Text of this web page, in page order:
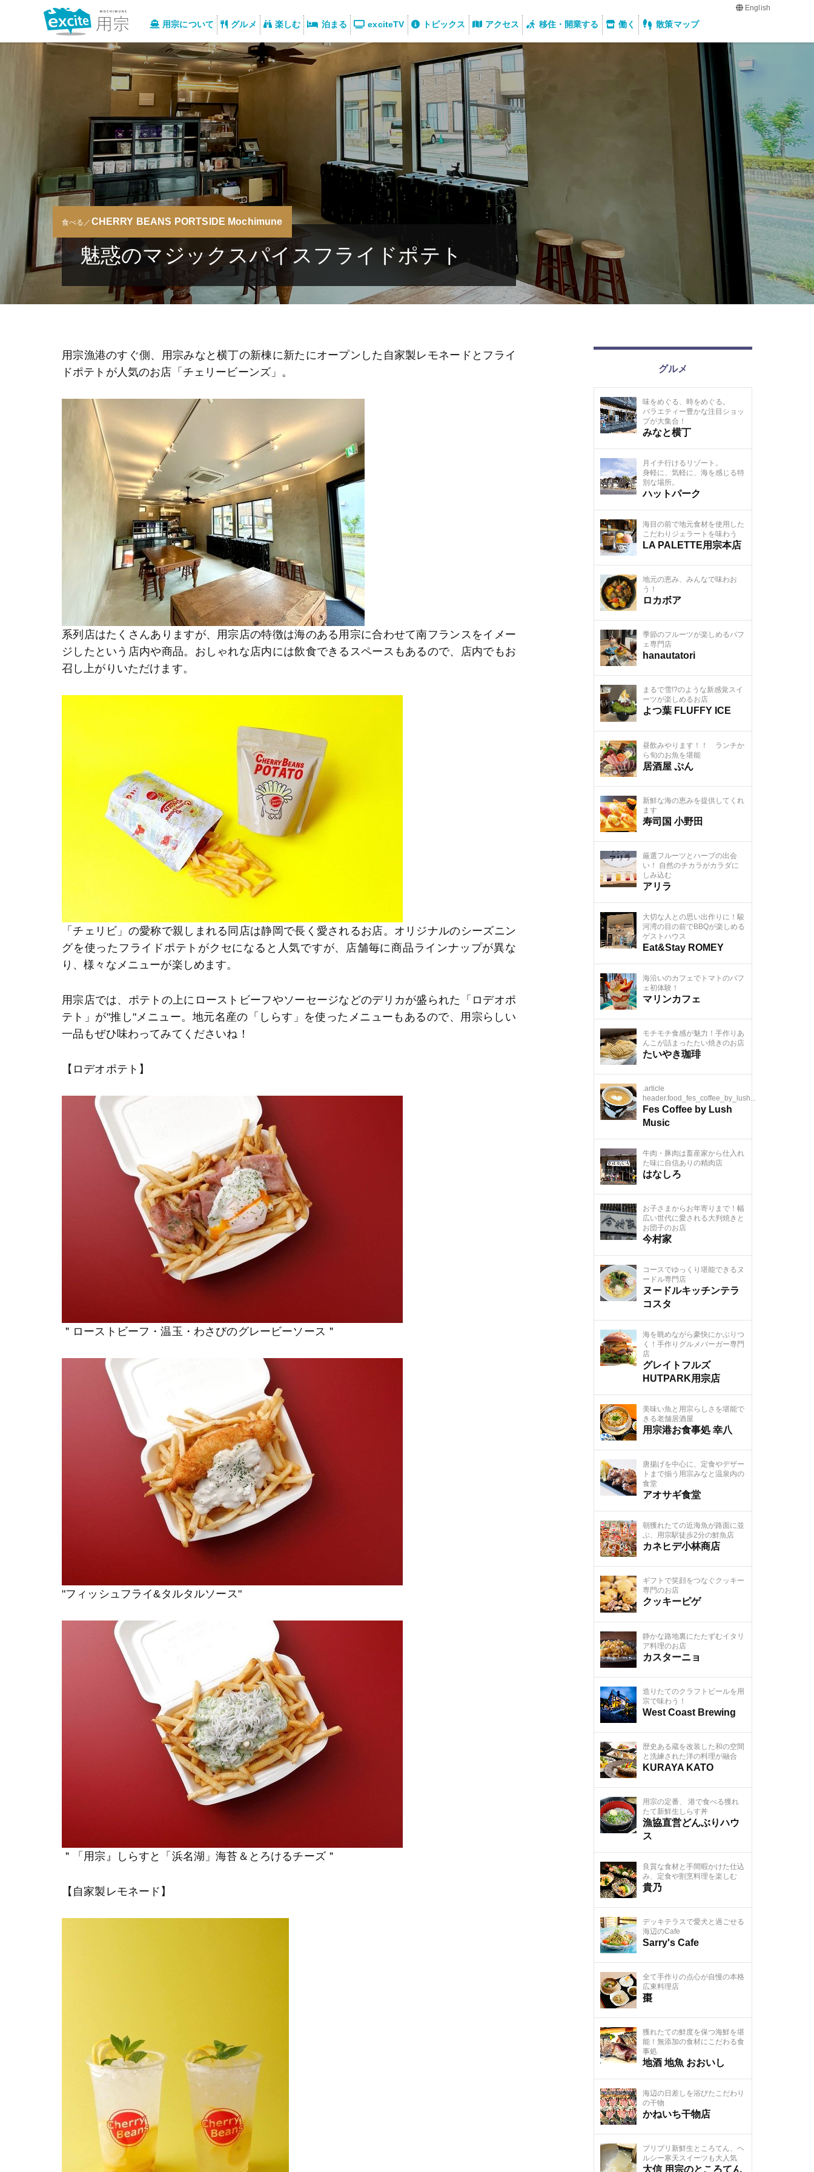
English
用宗について グルメ 楽しむ 泊まる exciteTV トピックス アクセス 移住・開業する 働く 散策マップ
魅惑のマジックスパイスフライドポテト
食べる／ CHERRY BEANS PORTSIDE Mochimune
用宗漁港のすぐ側、用宗みなと横丁の新棟に新たにオープンした自家製レモネードとフライ
ドポテトが人気のお店「チェリービーンズ」。
系列店はたくさんありますが、用宗店の特徴は海のある用宗に合わせて南フランスをイメー
ジしたという店内や商品。おしゃれな店内には飲食できるスペースもあるので、店内でもお
召し上がりいただけます。
「チェリビ」の愛称で親しまれる同店は静岡で長く愛されるお店。オリジナルのシーズニン
グを使ったフライドポテトがクセになると人気ですが、店舗毎に商品ラインナップが異な
り、様々なメニューが楽しめます。
用宗店では、ポテトの上にローストビーフやソーセージなどのデリカが盛られた「ロデオポ
テト」が"推し"メニュー。地元名産の「しらす」を使ったメニューもあるので、用宗らしい
一品もぜひ味わってみてくださいね！
【ロデオポテト】
＂ローストビーフ・温玉・わさびのグレービーソース＂
"フィッシュフライ&タルタルソース"
＂「用宗』しらすと「浜名湖」海苔＆とろけるチーズ＂
【自家製レモネード】
グルメ
味をめぐる、時をめぐる。
バラエティー豊かな注目ショッ
プが大集合！
みなと横丁
月イチ行けるリゾート。
身軽に、気軽に、海を感じる特
別な場所。
ハットパーク
海目の前で地元食材を使用した
こだわりジェラートを味わう
LA PALETTE用宗本店
地元の恵み、みんなで味わお
う！
ロカボア
季節のフルーツが楽しめるパフ
ェ専門店
hanautatori
まるで雪!?のような新感覚スイ
ーツが楽しめるお店
よつ葉 FLUFFY ICE
昼飲みやります！⁡！ ランチか
ら旬のお魚を堪能
居酒屋 ぷん
新鮮な海の恵みを提供してくれ
ます
寿司国 小野田
厳選フルーツとハーブの出会
い！ 自然のチカラがカラダに
しみ込む
アリラ
大切な人との思い出作りに！駿
河湾の目の前でBBQが楽しめる
ゲストハウス
Eat&Stay ROMEY
海沿いのカフェでトマトのパフ
ェ初体験！
マリンカフェ
モチモチ食感が魅力！手作りあ
んこが詰まったたい焼きのお店
たいやき珈琲
.article
header.food_fes_coffee_by_lush...
Fes Coffee by Lush
Music
牛肉・豚肉は畜産家から仕入れ
た味に自信ありの精肉店
はなしろ
お子さまからお年寄りまで！幅
広い世代に愛される大判焼きと
お団子のお店
今村家
コースでゆっくり堪能できるヌ
ードル専門店
ヌードルキッチンテラ
コスタ
海を眺めながら豪快にかぶりつ
く！手作りグルメバーガー専門
店
グレイトフルズ
HUTPARK用宗店
美味い魚と用宗らしさを堪能で
きる老舗居酒屋
用宗港お食事処 幸八
唐揚げを中心に、定食やデザー
トまで揃う用宗みなと温泉内の
食堂
アオサギ食堂
朝獲れたての近海魚が路面に並
ぶ、用宗駅徒歩2分の鮮魚店
カネヒデ小林商店
ギフトで笑顔をつなぐクッキー
専門のお店
クッキーピゲ
静かな路地裏にたたずむイタリ
ア料理のお店
カスターニョ
造りたてのクラフトビールを用
宗で味わう！
West Coast Brewing
歴史ある蔵を改装した和の空間
と洗練された洋の料理が融合
KURAYA KATO
用宗の定番、 港で食べる獲れ
たて新鮮生しらす丼
漁協直営どんぶりハウ
ス
良質な食材と手間暇かけた仕込
み、定食や割烹料理を楽しむ
貴乃
デッキテラスで愛犬と過ごせる
海辺のCafe
Sarry's Cafe
全て手作りの点心が自慢の本格
広東料理店
棗
獲れたての鮮度を保つ海鮮を堪
能！無添加の食材にこだわる食
事処
地酒 地魚 おおいし
海辺の日差しを浴びたこだわり
の干物
かねいち干物店
プリプリ新鮮生ところてん、ヘ
ルシー寒天スイーツも大人気
大信 用宗のところてん